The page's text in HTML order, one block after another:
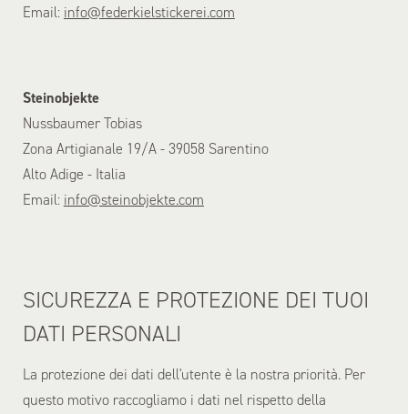
Email: info@federkielstickerei.com
Steinobjekte
Nussbaumer Tobias
Zona Artigianale 19/A - 39058 Sarentino
Alto Adige - Italia
Email: info@steinobjekte.com
SICUREZZA E PROTEZIONE DEI TUOI
DATI PERSONALI
La protezione dei dati dell'utente è la nostra priorità. Per
questo motivo raccogliamo i dati nel rispetto della